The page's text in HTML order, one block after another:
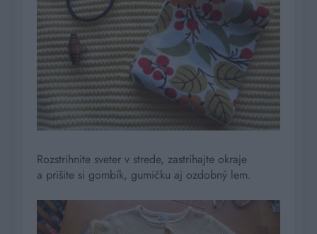
Rozstrihnite sveter v strede, zastrihajte okraje
a prišite si gombík, gumičku aj ozdobný lem.